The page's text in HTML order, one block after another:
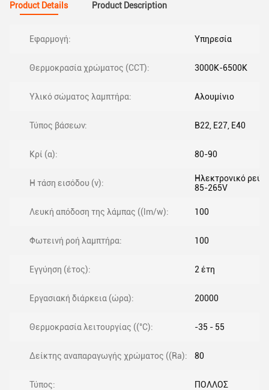
Product Details Product Description
Εφαρμογή: Υπηρεσία
Θερμοκρασία χρώματος (CCT): 3000K-6500K
Υλικό σώματος λαμπτήρα: Αλουμίνιο
Τύπος βάσεων: Β22, Ε27, Ε40
Κρί (α): 80-90
Η τάση εισόδου (v):
Ηλεκτρονικό
85-265V
Λευκή απόδοση της λάμπας ((lm/w): 100
Φωτεινή ροή λαμπτήρα: 100
Εγγύηση (έτος): 2 έτη
Εργασιακή διάρκεια (ώρα): 20000
Θερμοκρασία λειτουργίας ((°C): -35 - 55
Δείκτης αναπαραγωγής χρώματος ((Ra): 80
Τύπος: ΠΟΛΛΟΣ